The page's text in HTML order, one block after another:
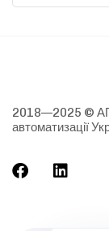
2018—2025 ©
автоматизації